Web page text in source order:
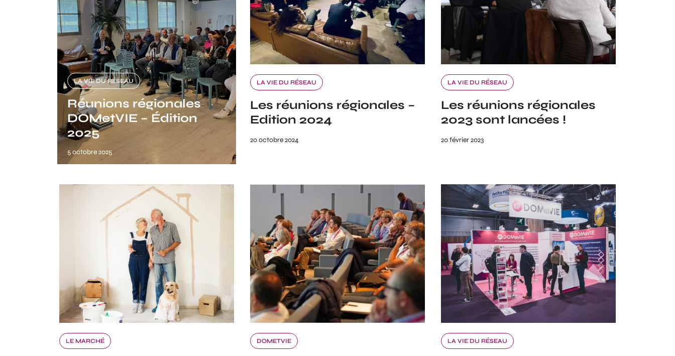
LA VIE DU RÉSEAU
Réunions régionales
DOMetVIE – Édition
2025
5 octobre 2025
LA VIE DU RÉSEAU
Les réunions régionales –
Edition 2024
20 octobre 2024
LA VIE DU RÉSEAU
Les réunions régionales
2023 sont lancées !
20 février 2023
LE MARCHÉ DOMETVIE LA VIE DU RÉSEAU